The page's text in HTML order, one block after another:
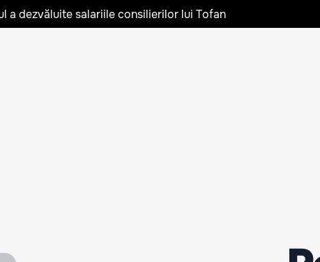
a dezvăluite salariile consilierilor lui Tofan